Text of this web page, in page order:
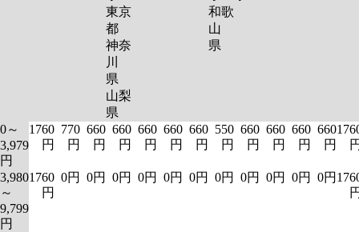
東京
都
神奈
川
県
山梨
県
和歌
山
県
0～
3,979
円
1760
円
770
円
660
円
660
円
660
円
660
円
660
円
550
円
660
円
660
円
660
円
660
円
3,980
～
9,799
円
1760
円
0円 0円 0円 0円 0円 0円 0円 0円 0円 0円 0円